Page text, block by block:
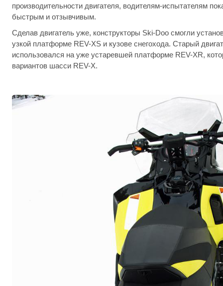
производительности двигателя, водителям-испытателям
быстрым и отзывчивым.
Сделав двигатель уже, конструкторы Ski-Doo смогли
узкой платформе REV-XS и кузове снегохода. Старый
использовался на уже устаревшей платформе REV-XR,
вариантов шасси REV-X.